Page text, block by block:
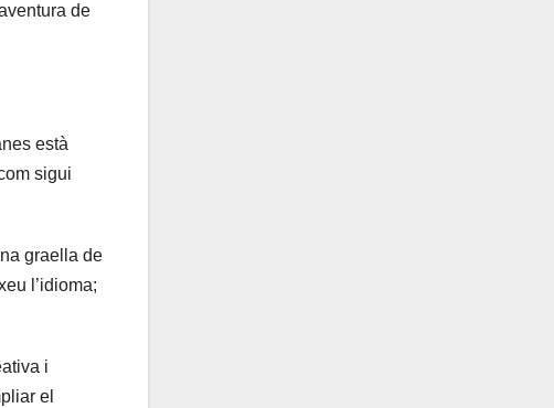
de
està
sigui
graella de
l’idioma;
i
el